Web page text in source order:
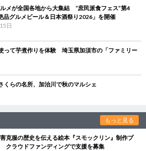
メが全国各地から大集結 “庶民派食フェス”第4
品グルメビール＆日本酒祭り2026」を開催
日
って芋煮作りを体験 埼玉県加須市の「ファミリー
くらの名所、加治川で秋のマルシェ
もっと見る
克服の歴史を伝える絵本『スモックリン』制作プ
クラウドファンディングで支援を募集